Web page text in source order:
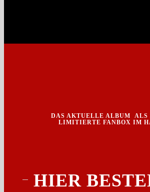
DAS AKTUELLE ALBUM ALS
LIMITIERTE FANBOX IM
HIER